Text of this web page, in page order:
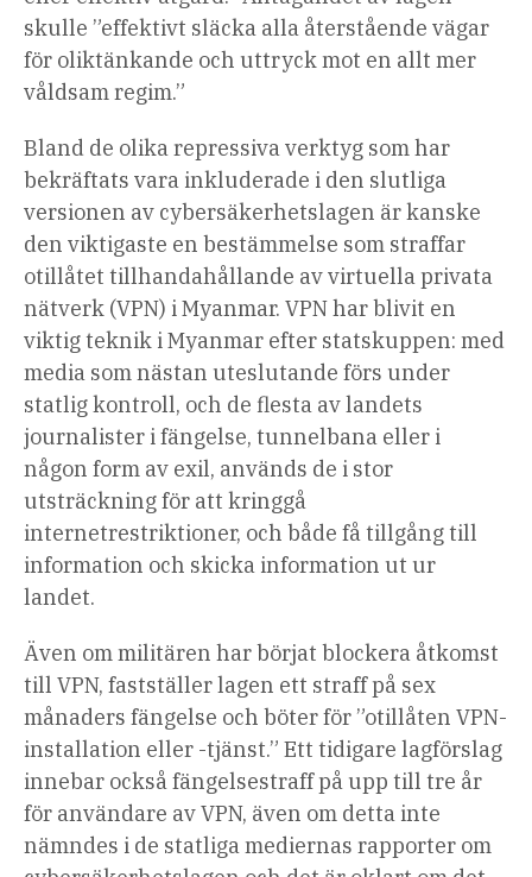
skulle ”effektivt släcka alla återstående vägar
för oliktänkande och uttryck mot en allt mer
våldsam regim.”
Bland de olika repressiva verktyg som har
bekräftats vara inkluderade i den slutliga
versionen av cybersäkerhetslagen är kanske
den viktigaste en bestämmelse som straffar
otillåtet tillhandahållande av virtuella privata
nätverk (VPN) i Myanmar. VPN har blivit en
viktig teknik i Myanmar efter statskuppen: med
media som nästan uteslutande förs under
statlig kontroll, och de flesta av landets
journalister i fängelse, tunnelbana eller i
någon form av exil, används de i stor
utsträckning för att kringgå
internetrestriktioner, och både få tillgång till
information och skicka information ut ur
landet.
Även om militären har börjat blockera åtkomst
till VPN, fastställer lagen ett straff på sex
månaders fängelse och böter för ”otillåten VPN-
installation eller -tjänst.” Ett tidigare lagförslag
innebar också fängelsestraff på upp till tre år
för användare av VPN, även om detta inte
nämndes i de statliga mediernas rapporter om